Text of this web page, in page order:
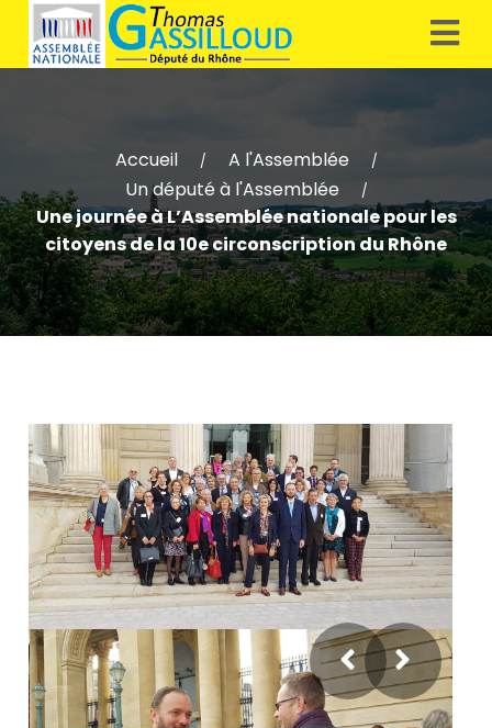
Accueil / A l'Assemblée /
Un député à l'Assemblée /
Une journée à L’Assemblée nationale pour les
citoyens de la 10e circonscription du Rhône